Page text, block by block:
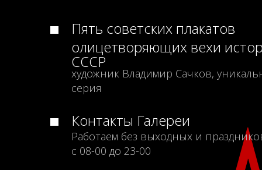
Пять советских плакатов
олицетворяющих вехи
СССР
художник Владимир Сачков,
серия
Контакты Галереи
Работаем без выходных и
с 08-00 до 23-00